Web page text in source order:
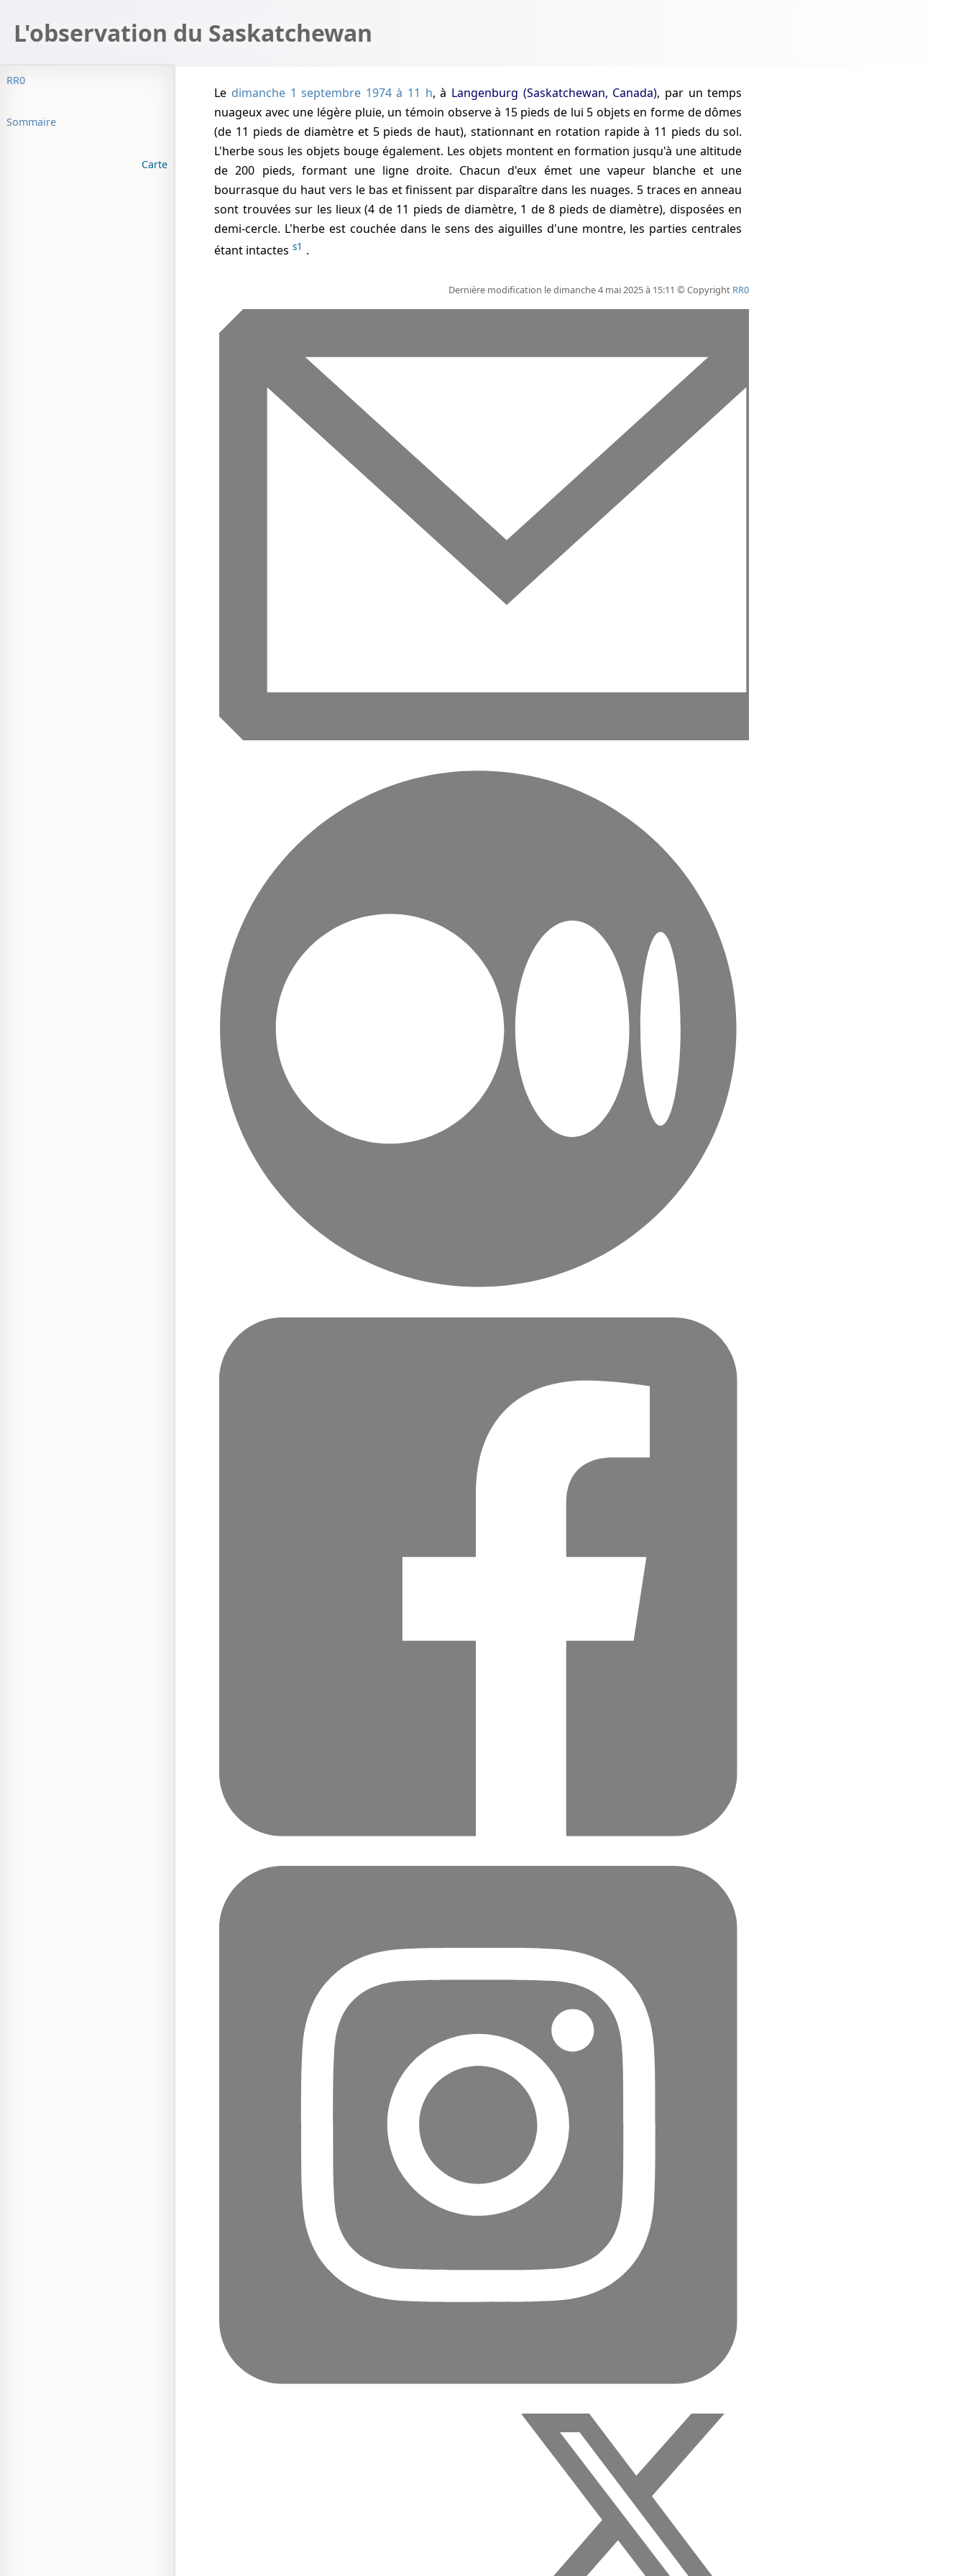
L'observation du Saskatchewan
RR0
Sommaire
Carte
Le dimanche 1 septembre 1974 à 11 h, à Langenburg (Saskatchewan, Canada), par un temps
nuageux avec une légère pluie, un témoin observe à 15 pieds de lui 5 objets en forme de dômes
(de 11 pieds de diamètre et 5 pieds de haut), stationnant en rotation rapide à 11 pieds du sol.
L'herbe sous les objets bouge également. Les objets montent en formation jusqu'à une altitude
de 200 pieds, formant une ligne droite. Chacun d'eux émet une vapeur blanche et une
bourrasque du haut vers le bas et finissent par disparaître dans les nuages. 5 traces en anneau
sont trouvées sur les lieux (4 de 11 pieds de diamètre, 1 de 8 pieds de diamètre), disposées en
demi-cercle. L'herbe est couchée dans le sens des aiguilles d'une montre, les parties centrales
étant intactes s1 .
Dernière modification le dimanche 4 mai 2025 à 15:11 © Copyright RR0